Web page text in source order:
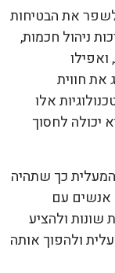
לשפר את הבטיחות
ניהול חכמות,
חווית
אלו
יכולה לחסוך
כך שתהיה
אנשים עם
שונות ולהציע
ולהפוך אותה